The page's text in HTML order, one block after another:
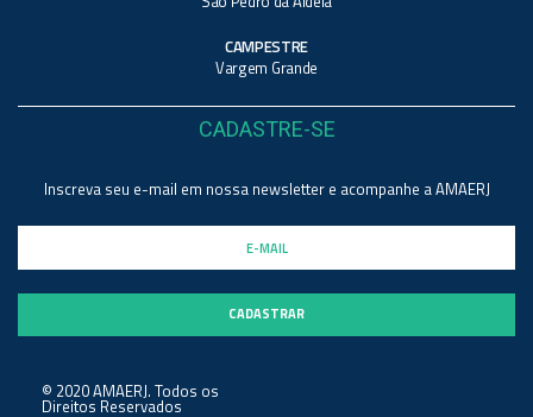
CAMPESTRE
Vargem Grande
CADASTRE-SE
Inscreva seu e-mail em nossa newsletter e acompanhe a AMAERJ
© 2020 AMAERJ. Todos os
Direitos Reservados